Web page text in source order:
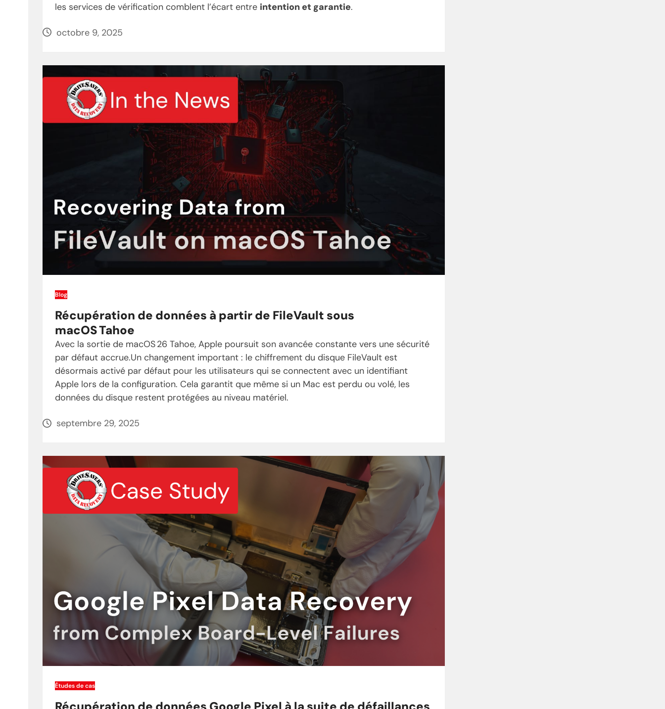
les services de vérification comblent l’écart entre intention et garantie.
octobre 9, 2025
Blog
Récupération de données à partir de FileVault sous
macOS Tahoe
Avec la sortie de macOS 26 Tahoe, Apple poursuit son avancée constante vers une sécurité
par défaut accrue.Un changement important : le chiffrement du disque FileVault est
désormais activé par défaut pour les utilisateurs qui se connectent avec un identifiant
Apple lors de la configuration. Cela garantit que même si un Mac est perdu ou volé, les
données du disque restent protégées au niveau matériel.
septembre 29, 2025
Études de cas